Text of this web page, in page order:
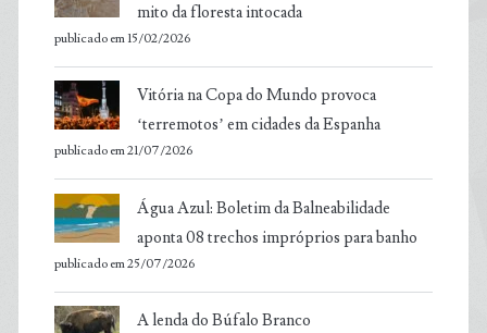
mito da floresta intocada
publicado em 15/02/2026
Vitória na Copa do Mundo provoca
‘terremotos’ em cidades da Espanha
publicado em 21/07/2026
Água Azul: Boletim da Balneabilidade
aponta 08 trechos impróprios para banho
publicado em 25/07/2026
A lenda do Búfalo Branco